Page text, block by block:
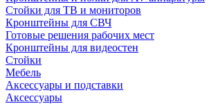
Стойки для ТВ и мониторов
Кронштейны для СВЧ
Готовые решения рабочих мест
Кронштейны для видеостен
Стойки
Мебель
Аксессуары и подставки
Аксессуары